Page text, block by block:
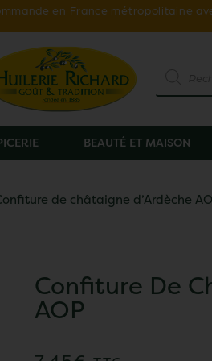
en France métropolitaine
BEAUTÉ ET MAISON
de châtaigne d’Ardèche
Confiture De
AOP